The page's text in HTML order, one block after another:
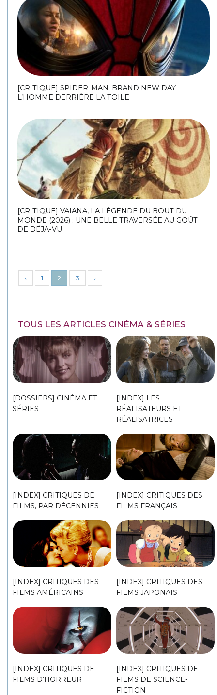
[CRITIQUE] SPIDER-MAN: BRAND NEW DAY –
L’HOMME DERRIÈRE LA TOILE
[CRITIQUE] VAIANA, LA LÉGENDE DU BOUT DU
MONDE (2026) : UNE BELLE TRAVERSÉE AU GOÛT
DE DÉJÀ-VU
‹ 1 2 3 ›
TOUS LES ARTICLES CINÉMA & SÉRIES
[DOSSIERS] CINÉMA ET
SÉRIES
[INDEX] LES
RÉALISATEURS ET
RÉALISATRICES
[INDEX] CRITIQUES DE
FILMS, PAR DÉCENNIES
[INDEX] CRITIQUES DES
FILMS FRANÇAIS
[INDEX] CRITIQUES DES
FILMS AMÉRICAINS
[INDEX] CRITIQUES DES
FILMS JAPONAIS
[INDEX] CRITIQUES DE
FILMS D’HORREUR
[INDEX] CRITIQUES DE
FILMS DE SCIENCE-
FICTION